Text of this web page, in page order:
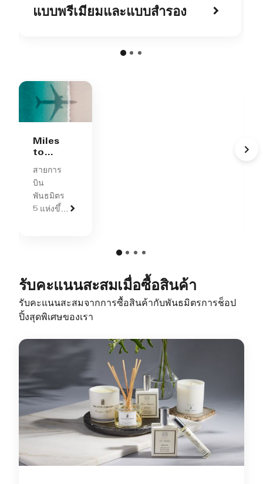
แบบพรีเมียมและแบบสำรอง
Miles
to
สายการ
บิน
พันธมิตร
5 แห่งขึ้น
รับคะแนนสะสมเมื่อซื้อสินค้า
รับคะแนนสะสมจากการซื้อสินค้ากับพันธมิตรการช็อป
ปิ้งสุดพิเศษของเรา